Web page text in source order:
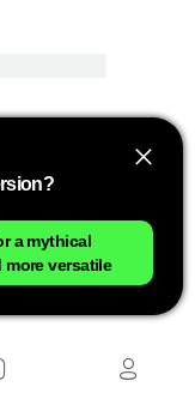
a mythical
versatile